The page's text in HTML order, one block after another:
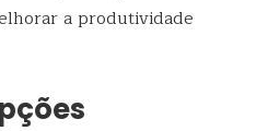
a produtividade